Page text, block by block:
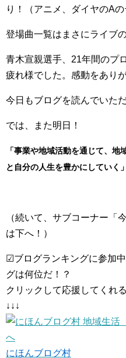
り！（アニメ、ダイヤのAの
登場曲一覧はまさにライブ
青木宣親選手、21年間のプ
疲れ様でした。感動をありが
今日もブログを読んでいた
では、また明日！
「事業や地域活動を通じて、
と自分の人生を豊かにしていく」
（続いて、サブコーナー「
は下へ！）
☑ブログランキングに参加
グは何位だ！？
クリックして応援してくれ
↓↓↓
にほんブログ村